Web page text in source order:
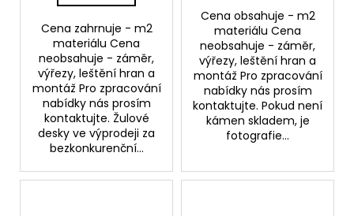
Cena zahrnuje - m2
materiálu Cena
neobsahuje - záměr,
výřezy, leštění hran a
montáž Pro zpracování
nabídky nás prosím
kontaktujte. Žulové
desky ve výprodeji za
bezkonkurenční...
Cena obsahuje - m2
materiálu Cena
neobsahuje - záměr,
výřezy, leštění hran a
montáž Pro zpracování
nabídky nás prosím
kontaktujte. Pokud není
kámen skladem, je
fotografie...